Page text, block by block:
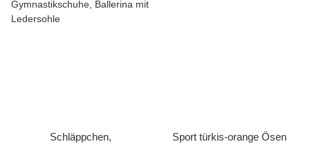
Schläppchen,
Sport türkis-orange Ösen